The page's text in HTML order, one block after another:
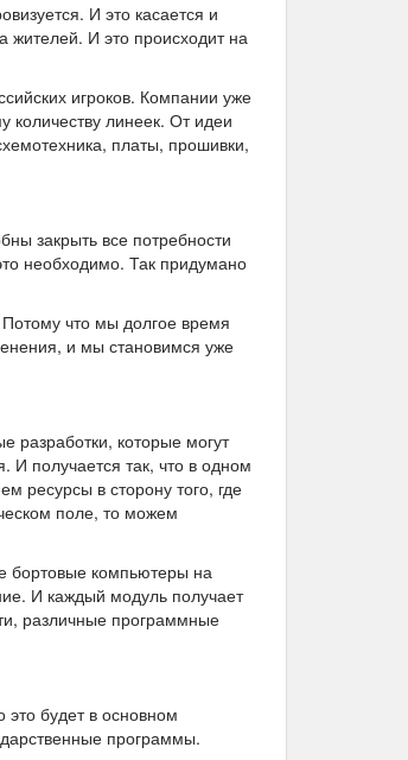
И это касается и
жителей. И это происходит на
игроков. Компании уже
количеству линеек. От идеи
платы, прошивки,
закрыть все потребности
необходимо. Так придумано
что мы долгое время
и мы становимся уже
разработки, которые могут
И получается так, что в одном
ресурсы в сторону того, где
поле, то можем
бортовые компьютеры на
И каждый модуль получает
различные программные
будет в основном
программы.